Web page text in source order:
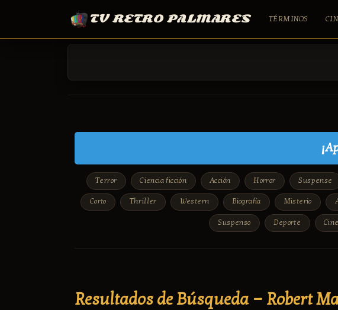
TV RETRO PALMARES TÉRMINOS
Terror Ciencia ficción Acción Horror Suspense
Corto Thriller Western Biografía Misterio
Suspenso Deporte
Resultados de Búsqueda — Robert